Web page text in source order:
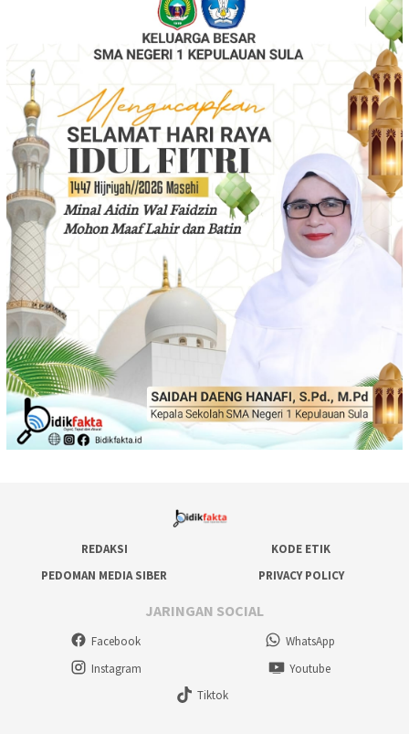
REDAKSI
KODE ETIK
PEDOMAN MEDIA SIBER
PRIVACY POLICY
JARINGAN SOCIAL
Facebook
WhatsApp
Instagram
Youtube
Tiktok